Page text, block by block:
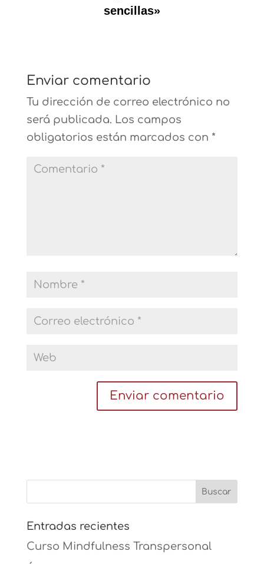
sencillas»
Enviar comentario
Tu dirección de correo electrónico no
será publicada. Los campos
obligatorios están marcados con *
Entradas recientes
Curso Mindfulness Transpersonal